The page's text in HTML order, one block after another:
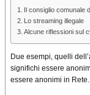
Il consiglio comunale
Lo streaming illegale
Alcune riflessioni sul
Due esempi, quelli
significhi essere
essere anonimi in Rete.